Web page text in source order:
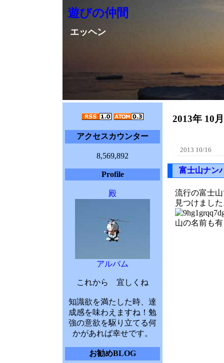
遊びの仲間
エッヘン
アクセスカウンター
8,569,892
Profile
殿
アルバム
これから 宜しくね
知識欲を満たした時、達
成感を味わえますね！勉
強の意欲を駆り立てる何
かがあれば幸せです。
お勧めBLOG
2013年 10
2013 10/16
富士山ナン
流行の富士
見つけまし
山の名前も